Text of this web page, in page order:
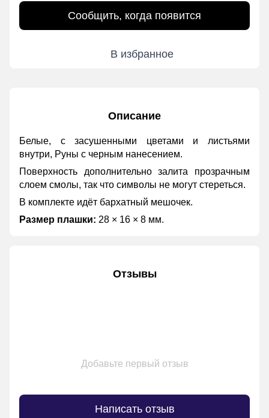
Сообщить, когда появится
В избранное
Описание
Белые, с засушенными цветами и листьями
внутри, Руны с черным нанесением.
Поверхность дополнительно залита прозрачным
слоем смолы, так что символы не могут стереться.
В комплекте идёт бархатный мешочек.
Размер плашки: 28 × 16 × 8 мм.
Отзывы
Добавьте первый отзыв
Написать отзыв